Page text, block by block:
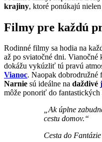
krajiny, ktoré ponúkajú
Filmy pre každú
Rodinné filmy sa hodia na
až po sviatočné dni. Vianočné
dokážu vykúzliť tú pravú
Vianoc. Naopak dobrodružné
Narnie sú ideálne na daždivé
môže ponoriť do fantastických
„Ak úplne
cestu domov.“
Cesta do Fantázie